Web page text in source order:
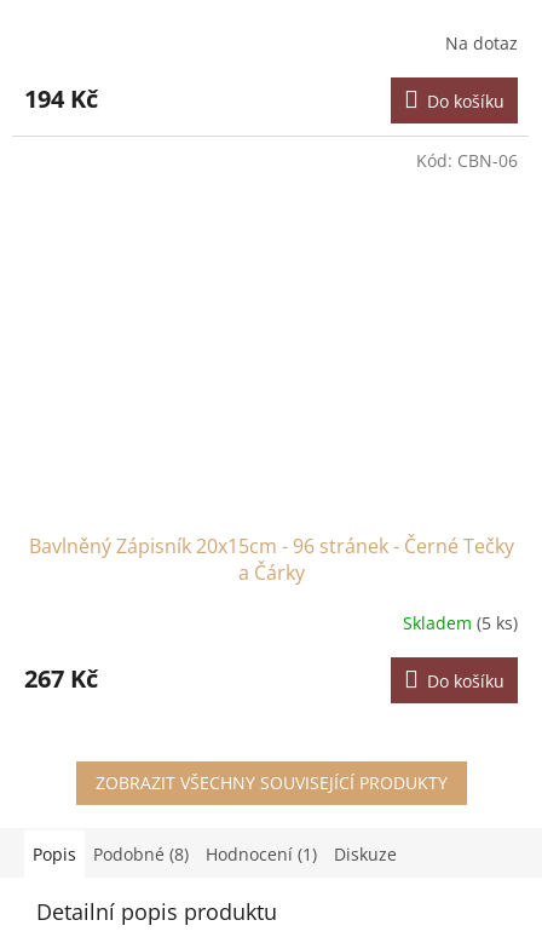
Na dotaz
194 Kč Do košíku
Bavlněný Zápisník 20x15cm - 96 stránek - Černé Tečky
a Čárky
Skladem (5 ks)
267 Kč Do košíku
Kód: CBN-06
ZOBRAZIT VŠECHNY SOUVISEJÍCÍ PRODUKTY
Popis Podobné (8) Hodnocení (1) Diskuze
Detailní popis produktu